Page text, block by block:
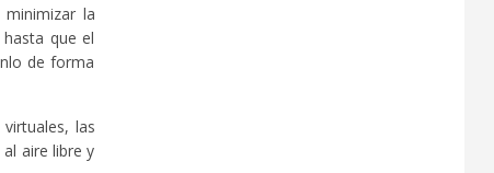
la
que el
de forma
las
aire libre y